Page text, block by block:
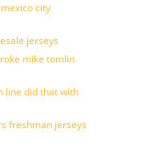
city
jerseys
mike tomlin
line did that with
freshman jerseys